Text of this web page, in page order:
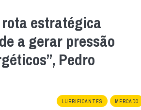
estratégica
a gerar pressão
Pedro
LUBRIFICANTES MERCADO